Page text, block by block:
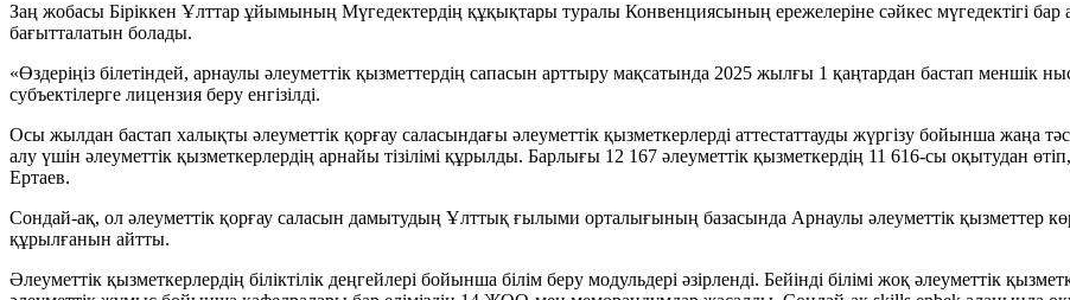
Заң жобасы Біріккен Ұлттар ұйымының Мүгедектердің құқықтары туралы Конвенциясының ережелеріне сәйкес мүгедектігі бар
бағытталатын болады.
«Өздеріңіз білетіндей, арнаулы әлеуметтік қызметтердің сапасын арттыру мақсатында 2025 жылғы 1 қаңтардан бастап меншік
субъектілерге лицензия беру енгізілді.
Осы жылдан бастап халықты әлеуметтік қорғау саласындағы әлеуметтік қызметкерлерді аттестаттауды жүргізу бойынша жаңа
алу үшін әлеуметтік қызметкерлердің арнайы тізілімі құрылды. Барлығы 12 167 әлеуметтік қызметкердің 11 616-сы оқытудан
Ертаев.
Сондай-ақ, ол әлеуметтік қорғау саласын дамытудың Ұлттық ғылыми орталығының базасында Арнаулы әлеуметтік қызметтер
құрылғанын айтты.
Әлеуметтік қызметкерлердің біліктілік деңгейлері бойынша білім беру модульдері әзірленді. Бейінді білімі жоқ әлеуметтік